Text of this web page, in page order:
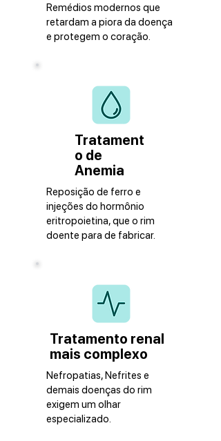
Remédios modernos que
retardam a piora da doença
e protegem o coração.
Tratament
o de
Anemia
Reposição de ferro e
injeções do hormônio
eritropoietina, que o rim
doente para de fabricar.
Tratamento renal
mais complexo
Nefropatias, Nefrites e
demais doenças do rim
exigem um olhar
especializado.